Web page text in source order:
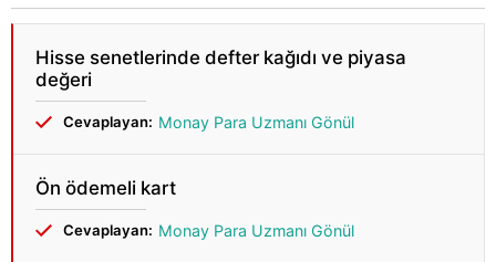
Hisse senetlerinde defter kağıdı ve piyasa
değeri
Cevaplayan: Monay Para Uzmanı Gönül
Ön ödemeli kart
Cevaplayan: Monay Para Uzmanı Gönül